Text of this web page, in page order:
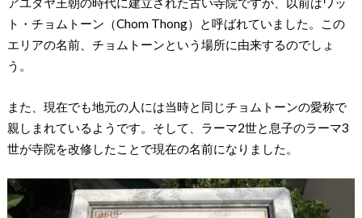
ト・チョムトーン（Chom Thong）と呼ばれていました。この
エリアの名前、チョムトーンという場所に由来するのでしょ
う。
また、現在でも地元の人には当時と同じチョムトーンの愛称で
親しまれているようです。そして、ラーマ2世と息子のラーマ3
世が寺院を改修したことで現在の名前になりました。